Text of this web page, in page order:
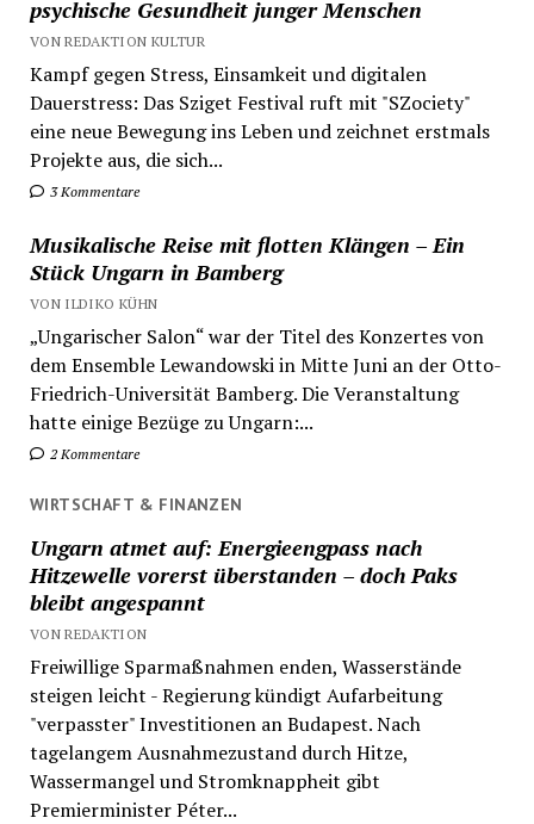
psychische Gesundheit junger Menschen
VON REDAKTION KULTUR
Kampf gegen Stress, Einsamkeit und digitalen
Dauerstress: Das Sziget Festival ruft mit "SZociety"
eine neue Bewegung ins Leben und zeichnet erstmals
Projekte aus, die sich...
3 Kommentare
Musikalische Reise mit flotten Klängen – Ein
Stück Ungarn in Bamberg
VON ILDIKO KÜHN
„Ungarischer Salon“ war der Titel des Konzertes von
dem Ensemble Lewandowski in Mitte Juni an der Otto-
Friedrich-Universität Bamberg. Die Veranstaltung
hatte einige Bezüge zu Ungarn:...
2 Kommentare
WIRTSCHAFT & FINANZEN
Ungarn atmet auf: Energieengpass nach
Hitzewelle vorerst überstanden – doch Paks
bleibt angespannt
VON REDAKTION
Freiwillige Sparmaßnahmen enden, Wasserstände
steigen leicht - Regierung kündigt Aufarbeitung
"verpasster" Investitionen an Budapest. Nach
tagelangem Ausnahmezustand durch Hitze,
Wassermangel und Stromknappheit gibt
Premierminister Péter...